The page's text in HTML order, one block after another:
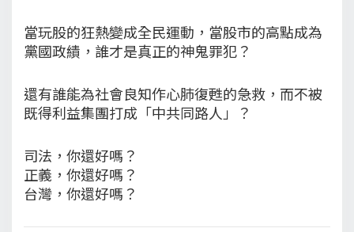
當玩股的狂熱變成全民運動，當股市的高點成為
黨國政績，誰才是真正的神鬼罪犯？
還有誰能為社會良知作心肺復甦的急救，而不被
既得利益集團打成「中共同路人」？
司法，你還好嗎？
正義，你還好嗎？
台灣，你還好嗎？